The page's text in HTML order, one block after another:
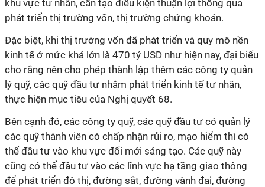
khu vực tư nhân, cần tạo điều kiện thuận lợi thông qua
phát triển thị trường vốn, thị trường chứng khoán.
Đặc biệt, khi thị trường vốn đã phát triển và quy mô nền
kinh tế ở mức khá lớn là 470 tỷ USD như hiện nay, đại biểu
cho rằng nên cho phép thành lập thêm các công ty quản
lý quỹ, các quỹ đầu tư nhằm phát triển kinh tế tư nhân,
thực hiện mục tiêu của Nghị quyết 68.
Bên cạnh đó, các công ty quỹ, các quỹ đầu tư có quản lý
các quỹ thành viên có chấp nhận rủi ro, mạo hiểm thì có
thể đầu tư vào khu vực đổi mới sáng tạo. Các quỹ này
cũng có thể đầu tư vào các lĩnh vực hạ tầng giao thông
để phát triển đô thị, đường sắt, đường vành đai, đường